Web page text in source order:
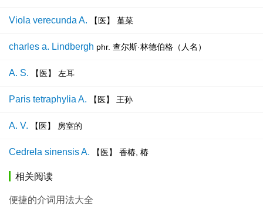
Viola verecunda A. 【医】 堇菜
charles a. Lindbergh phr. 查尔斯·林德伯格（人名）
A. S. 【医】 左耳
Paris tetraphylia A. 【医】 王孙
A. V. 【医】 房室的
Cedrela sinensis A. 【医】 香椿, 椿
相关阅读
便捷的介词用法大全